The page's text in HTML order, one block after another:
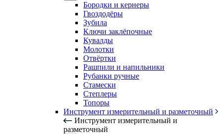
Бородки и кернеры
Гвоздодёры
Зубила
Ключи заклёпочные
Кувалды
Молотки
Отвёртки
Рашпили и напильники
Рубанки ручные
Стамески
Степлеры
Топоры
Инструмент измерительный и разметочный
Инструмент измерительный и
разметочный